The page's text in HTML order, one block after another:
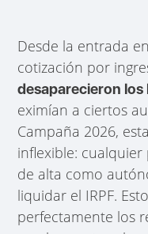
Desde la entrada
cotización por
desaparecieron
eximían a ciertos
Campaña 2026,
inflexible:
de alta como
liquidar el IRPF.
perfectamente los